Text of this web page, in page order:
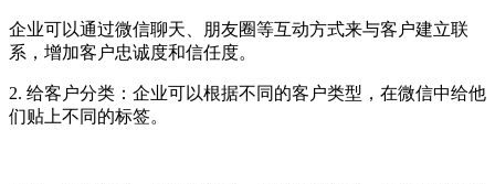
企业可以通过微信聊天、朋友圈等互动方式来与客户建立联
系，增加客户忠诚度和信任度。
2. 给客户分类：企业可以根据不同的客户类型，在微信中给他
们贴上不同的标签。